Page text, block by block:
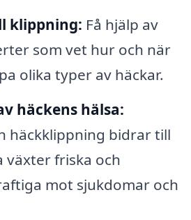
klippning: Få hjälp av
som vet hur och när
olika typer av häckar.
häckens hälsa:
häckklippning bidrar till
växter friska och
mot sjukdomar och